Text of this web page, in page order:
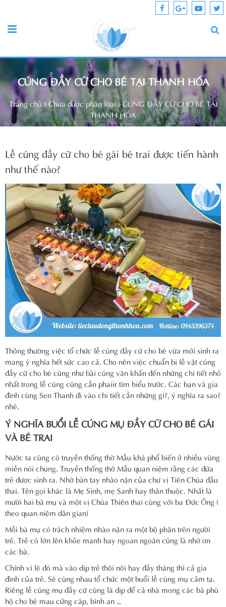
CÚNG ĐẦY CỮ CHO BÉ TẠI THANH HÓA
Trang chủ Chưa được phân loại CÚNG ĐẦY CỮ CHO BÉ TẠI
THANH HÓA
Lễ cúng đầy cữ cho bé gái bé trai được tiến hành
như thế nào?
Thông thường việc tổ chức lễ cúng đầy cữ cho bé vừa mới sinh ra
mang ý nghĩa hết sức cao cả. Cho nên việc chuẩn bị lễ vật cúng
đầy cữ cho bé cũng như bài cúng văn khấn đến những chi tiết nhỏ
nhất trong lễ cúng cũng cần phaiir tìm hiểu trước. Các bạn và gia
đình cùng Sen Thanh đi vào chi tiết cần những gì?, ý nghĩa ra sao?
nhé.
Ý NGHĨA BUỔI LỄ CÚNG MỤ ĐẦY CỮ CHO BÉ GÁI
VÀ BÉ TRAI
Nước ta cũng có truyền thống thờ Mẫu khá phổ biến ở nhiều vùng
miền nói chung. Truyền thống thờ Mẫu quan niệm rằng các đứa
trẻ được sinh ra. Nhờ bàn tay nhào nặn của chư vị Tiên Chúa đầu
thai. Tên gọi khác là Mẹ Sinh, mẹ Sanh hay thân thuộc. Nhất là
mười hai bà mụ và một vị Chúa Thiên thai cùng với ba Đức Ông (
theo quan niệm dân gian)
Mỗi bà mụ có trách nhiệm nhào nặn ra một bộ phận trên người
trẻ. Trẻ có lớn lên khỏe mạnh hay ngoan ngoãn cũng là nhờ ơn
các bà.
Chính vì lẽ đó mà vào dịp trẻ thôi nôi hay đầy tháng thì cả gia
đình của trẻ. Sẽ cùng nhau tổ chức một buổi lễ cúng mụ cảm tạ.
Riêng lễ cúng mụ đầy cữ cũng là dịp để cả nhà mong các bà phù
hộ cho bé mau cứng cáp, bình an …